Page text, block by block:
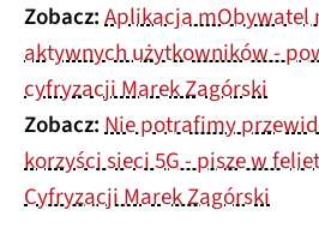
Zobacz:Aplikacja mObywatel
aktywnych użytkowników -
cyfryzacji Marek Zagórski
Zobacz:Nie potrafimy
korzyści sieci 5G - pisze w
Cyfryzacji Marek Zagórski